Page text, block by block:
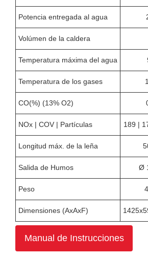
Potencia entregada al agua
Volúmen de la caldera
Temperatura máxima del agua
Temperatura de los gases
CO(%) (13% O2)
NOx | COV | Partículas 189 |
Longitud máx. de la leña
Salida de Humos Ø
Peso
Dimensiones (AxAxF)
Manual de Instrucciones